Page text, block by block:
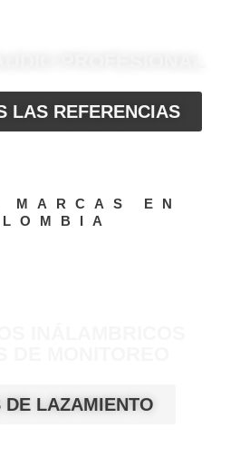
LAS REFERENCIAS
MARCAS EN
DE LAZAMIENTO